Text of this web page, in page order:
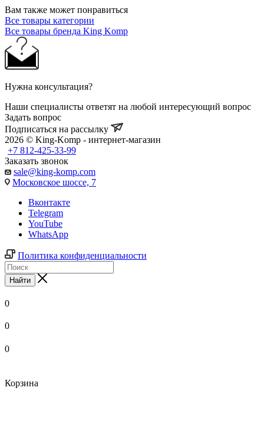
Вам также может понравиться
Все товары категории
Все товары бренда King Komp
Нужна консультация?
Наши специалисты ответят на любой интересующий вопрос
Задать вопрос
Подписаться на рассылку
2026 © King-Komp - интернет-магазин
+7 812-425-33-99
Заказать звонок
sale@king-komp.com
Московское шоссе, 7
Вконтакте
Telegram
YouTube
WhatsApp
Политика конфиденциальности
Найти
0
0
0
Корзина